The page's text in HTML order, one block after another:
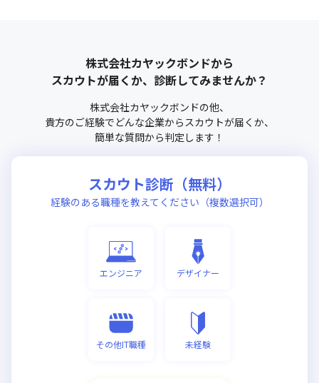
株式会社カヤックボンドから
スカウトが届くか、診断してみませんか？
株式会社カヤックボンドの他、
貴方のご経験でどんな企業からスカウトが届くか、
簡単な質問から判定します！
スカウト診断（無料）
経験のある職種を教えてください（複数選択可）
エンジニア デザイナー
その他IT職種 未経験